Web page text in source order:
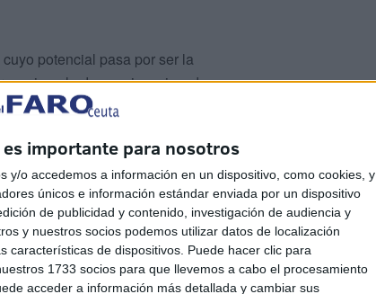
importante para nosotros
y/o accedemos a información en un dispositivo, como cookies, y
únicos e información estándar enviada por un dispositivo
de publicidad y contenido, investigación de audiencia y
y nuestros socios podemos utilizar datos de localización
características de dispositivos. Puede hacer clic para
1733 socios para que llevemos a cabo el procesamiento
acceder a información más detallada y cambiar sus
potencial pasa por ser la
ejemplo de convivencia y de
y quieren seguir realizando